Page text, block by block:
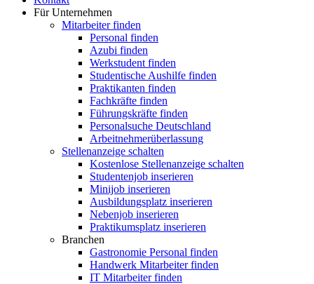
Für Unternehmen
Mitarbeiter finden
Personal finden
Azubi finden
Werkstudent finden
Studentische Aushilfe finden
Praktikanten finden
Fachkräfte finden
Führungskräfte finden
Personalsuche Deutschland
Arbeitnehmerüberlassung
Stellenanzeige schalten
Kostenlose Stellenanzeige schalten
Studentenjob inserieren
Minijob inserieren
Ausbildungsplatz inserieren
Nebenjob inserieren
Praktikumsplatz inserieren
Branchen
Gastronomie Personal finden
Handwerk Mitarbeiter finden
IT Mitarbeiter finden